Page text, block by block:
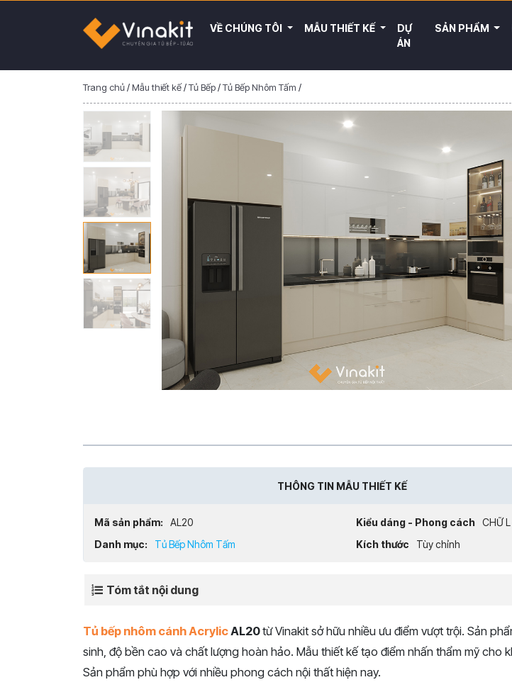
VỀ CHÚNG TÔI MẪU THIẾT KẾ
DỰ
ÁN
SẢN PHẨM
Trang chủ/Mẫu thiết kế/Tủ Bếp/Tủ Bếp Nhôm Tấm /
THÔNG TIN MẪU THIẾT KẾ
Mã sản phẩm: AL20 Kiểu dáng - Phong cách CHỮ
Danh mục:
Tủ Bếp Nhôm Tấm Kích thước Tùy chỉnh
Tóm tắt nội dung
Tủ bếp nhôm cánh AcrylicAL20từ Vinakit sở hữu nhiều ưu điểm vượt trội. Sản
sinh, độ bền cao và chất lượng hoàn hảo. Mẫu thiết kế tạo điểm nhấn thẩm mỹ cho
Sản phẩm phù hợp với nhiều phong cách nội thất hiện nay.